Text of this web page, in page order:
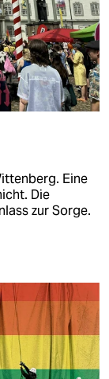
Eine
Die
zur Sorge.